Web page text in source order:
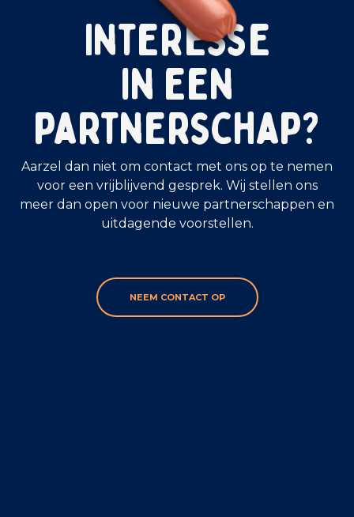
Interesse
in een
partnerschap?
Aarzel dan niet om contact met ons op te nemen
voor een vrijblijvend gesprek. Wij stellen ons
meer dan open voor nieuwe partnerschappen en
uitdagende voorstellen.
NEEM CONTACT OP